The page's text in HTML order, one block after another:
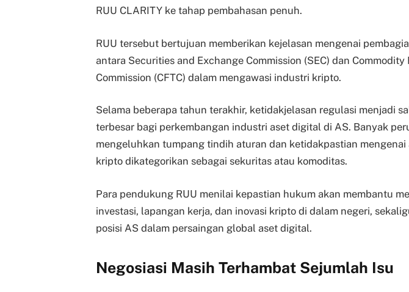
RUU CLARITY ke tahap pembahasan penuh.
RUU tersebut bertujuan memberikan kejelasan mengenai
antara Securities and Exchange Commission (SEC) dan
Commission (CFTC) dalam mengawasi industri kripto.
Selama beberapa tahun terakhir, ketidakjelasan regulasi menjadi
terbesar bagi perkembangan industri aset digital di AS. Banyak
mengeluhkan tumpang tindih aturan dan ketidakpastian mengenai
kripto dikategorikan sebagai sekuritas atau komoditas.
Para pendukung RUU menilai kepastian hukum akan membantu
investasi, lapangan kerja, dan inovasi kripto di dalam negeri,
posisi AS dalam persaingan global aset digital.
Negosiasi Masih Terhambat Sejumlah Isu